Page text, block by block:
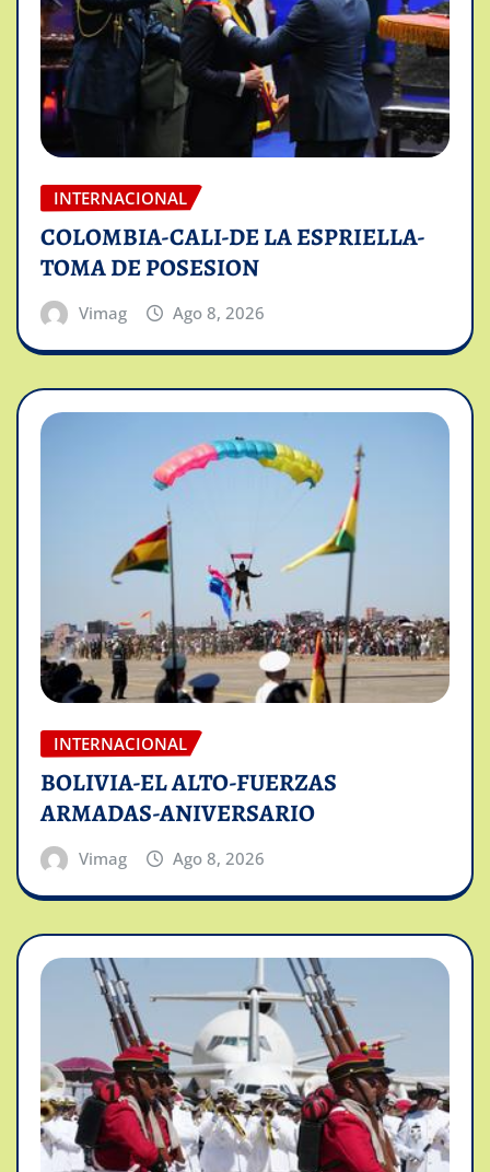
INTERNACIONAL
COLOMBIA-CALI-DE LA ESPRIELLA-
TOMA DE POSESION
Vimag Ago 8, 2026
INTERNACIONAL
BOLIVIA-EL ALTO-FUERZAS
ARMADAS-ANIVERSARIO
Vimag Ago 8, 2026